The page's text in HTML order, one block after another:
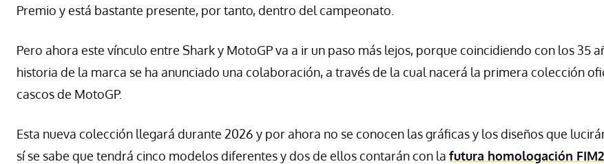
Premio y está bastante presente, por tanto, dentro del campeonato.
Pero ahora este vínculo entre Shark y MotoGP va a ir un paso más lejos, porque coincidiendo con los 35
historia de la marca se ha anunciado una colaboración, a través de la cual nacerá la primera colección
cascos de MotoGP.
Esta nueva colección llegará durante 2026 y por ahora no se conocen las gráficas y los diseños que
sí se sabe que tendrá cinco modelos diferentes y dos de ellos contarán con la futura homologación FIM2